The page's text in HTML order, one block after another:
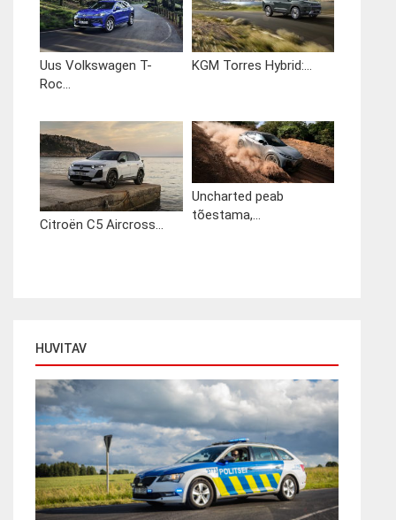
Uus Volkswagen T-
Roc...
KGM Torres Hybrid:...
Citroën C5 Aircross...
Uncharted peab
tõestama,...
HUVITAV